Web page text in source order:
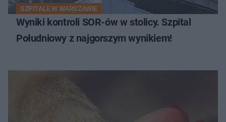
SZPITALE W WARSZAWIE
Wyniki kontroli SOR-ów w stolicy. Szpital
Południowy z najgorszym wynikiem!